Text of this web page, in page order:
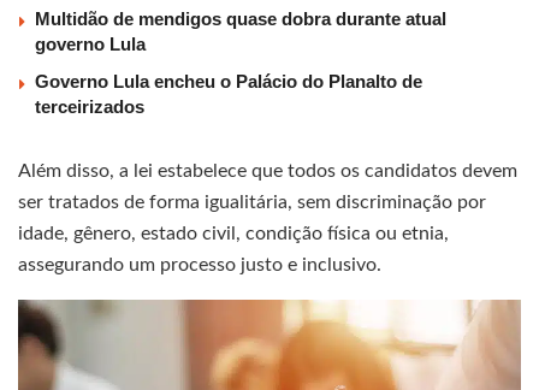
Multidão de mendigos quase dobra durante atual
governo Lula
Governo Lula encheu o Palácio do Planalto de
terceirizados
Além disso, a lei estabelece que todos os candidatos devem
ser tratados de forma igualitária, sem discriminação por
idade, gênero, estado civil, condição física ou etnia,
assegurando um processo justo e inclusivo.